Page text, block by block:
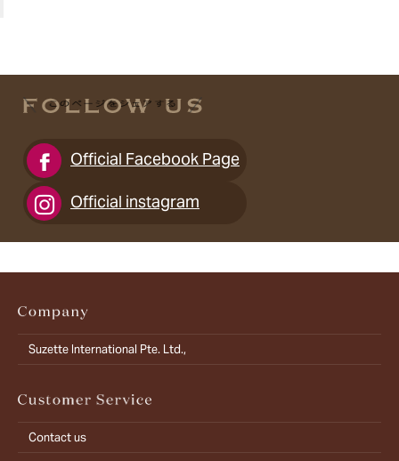
Official Facebook Page
Official instagram
Suzette International Pte. Ltd.,
Contact us